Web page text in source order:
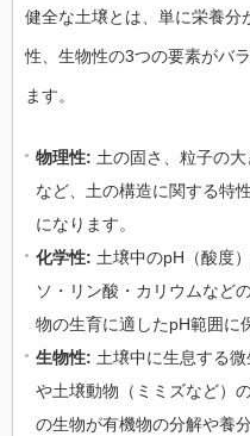
健全な土壌とは、単に栄養分
性、生物性の3つの要素がバ
ます。
物理性: 土の固さ、粒子の
など、土の構造に関する特
になります。
化学性: 土壌中のpH（酸度
ソ・リン酸・カリウムなど
物の生育に適したpH範囲に
生物性: 土壌中に生息する微
や土壌動物（ミミズなど）
の生物が有機物の分解や養